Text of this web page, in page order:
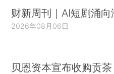
财新周刊｜AI短剧涌向
2026年08月06日
贝恩资本宣布收购贡